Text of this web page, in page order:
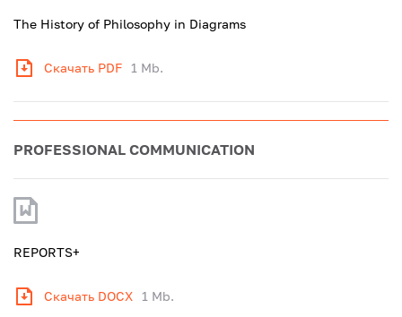
The History of Philosophy in Diagrams
Скачать PDF 1 Mb.
PROFESSIONAL COMMUNICATION
REPORTS+
Скачать DOCX 1 Mb.